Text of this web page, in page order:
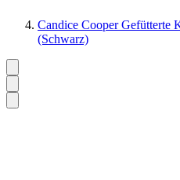
Candice Cooper Gefütterte
(Schwarz)